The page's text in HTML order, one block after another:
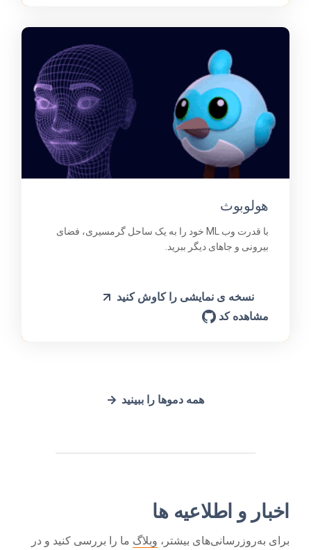
هولوبوث
با قدرت وب ML خود را به یک ساحل گرمسیری، فضای
بیرونی و جاهای دیگر ببرید.
نسخه ی نمایشی را کاوش کنید
مشاهده کد
همه دموها را ببینید
اخبار و اطلاعیه ها
برای به‌روزرسانی‌های بیشتر، وبلاگ ما را بررسی کنید و در